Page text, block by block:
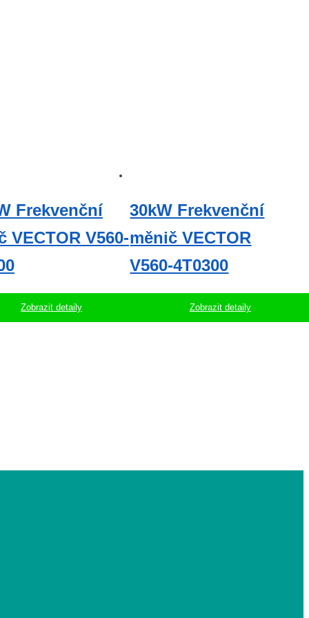
Frekvenční
VECTOR V560-
Zobrazit detaily
30kW Frekvenční
měnič VECTOR
V560-4T0300
Zobrazit detaily